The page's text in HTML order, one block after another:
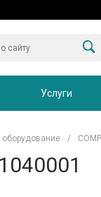
Услуги
/